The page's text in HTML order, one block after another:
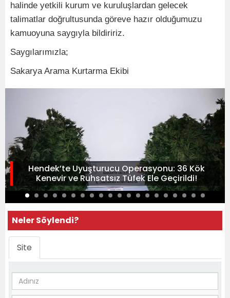
halinde yetkili kurum ve kuruluşlardan gelecek
talimatlar doğrultusunda göreve hazır olduğumuzu
kamuoyuna saygıyla bildiririz.
Saygılarımızla;
Sakarya Arama Kurtarma Ekibi
Hendek’te Uyuşturucu Operasyonu: 36 Kök
Kenevir ve Ruhsatsız Tüfek Ele Geçirildi!
Neler Söylendi?
Site